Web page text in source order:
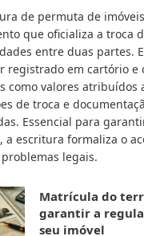
de permuta de
que oficializa a troca
entre duas partes.
registrado em cartório e
como valores atribuídos
de troca e
Essencial para
a escritura formaliza o
legais.
Matrícula do
garantir a
seu imóvel